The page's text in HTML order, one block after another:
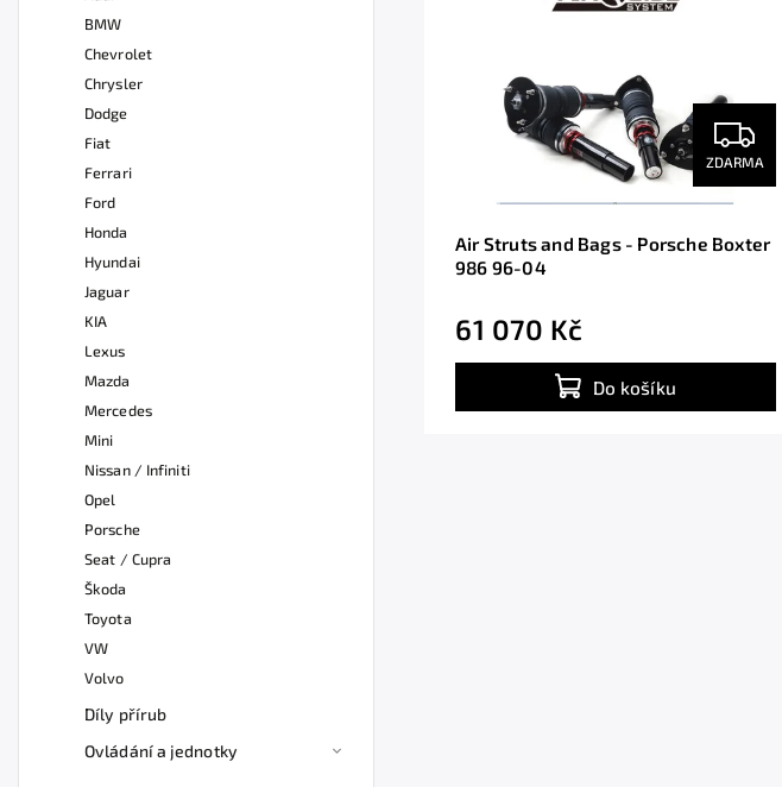
BMW
Chevrolet
Chrysler
Dodge
Fiat
Ferrari
Ford
Honda
Hyundai
Jaguar
KIA
Lexus
Mazda
Mercedes
Mini
Nissan / Infiniti
Opel
Porsche
Seat / Cupra
Škoda
Toyota
VW
Volvo
Díly přírub
Ovládání a jednotky
ZDARMA
Air Struts and Bags - Porsche Boxter
986 96-04
61 070 Kč
Do košíku